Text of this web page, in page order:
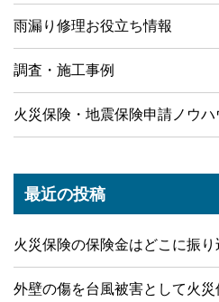
雨漏り修理お役立ち情報
調査・施工事例
火災保険・地震保険申請ノウハ
最近の投稿
火災保険の保険金はどこに振り
外壁の傷を台風被害として火